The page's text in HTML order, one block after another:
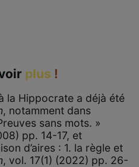
plus !
la Hippocrate a déjà été
, notamment dans
sans mots. »
pp. 14-17, et
d’aires : 1. la règle et
, vol. 17(1) (2022) pp. 26-